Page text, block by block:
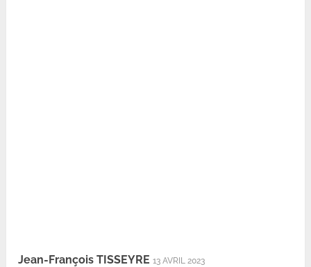
Jean-François TISSEYRE 13 AVRIL 2023